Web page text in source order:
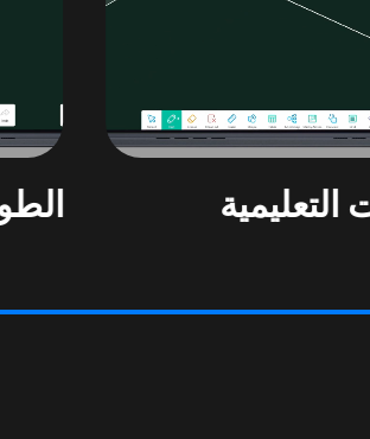
التعليمية